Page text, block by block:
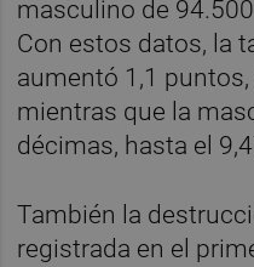
masculino de
Con estos datos, la
aumentó 1,1 puntos,
mientras que la
décimas, hasta el
También la
registrada en el